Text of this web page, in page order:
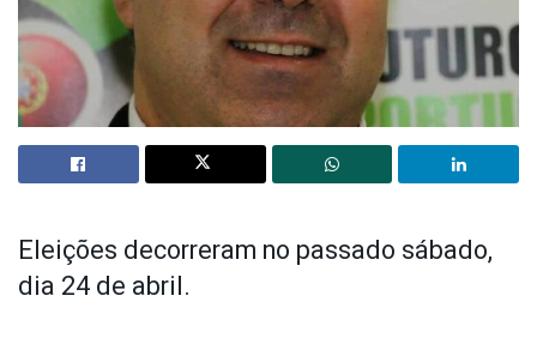
Eleições decorreram no passado sábado,
dia 24 de abril.